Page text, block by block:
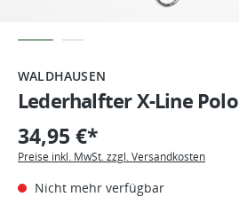
WALDHAUSEN
Lederhalfter X-Line Polo
34,95 €*
Preise inkl. MwSt. zzgl. Versandkosten
Nicht mehr verfügbar